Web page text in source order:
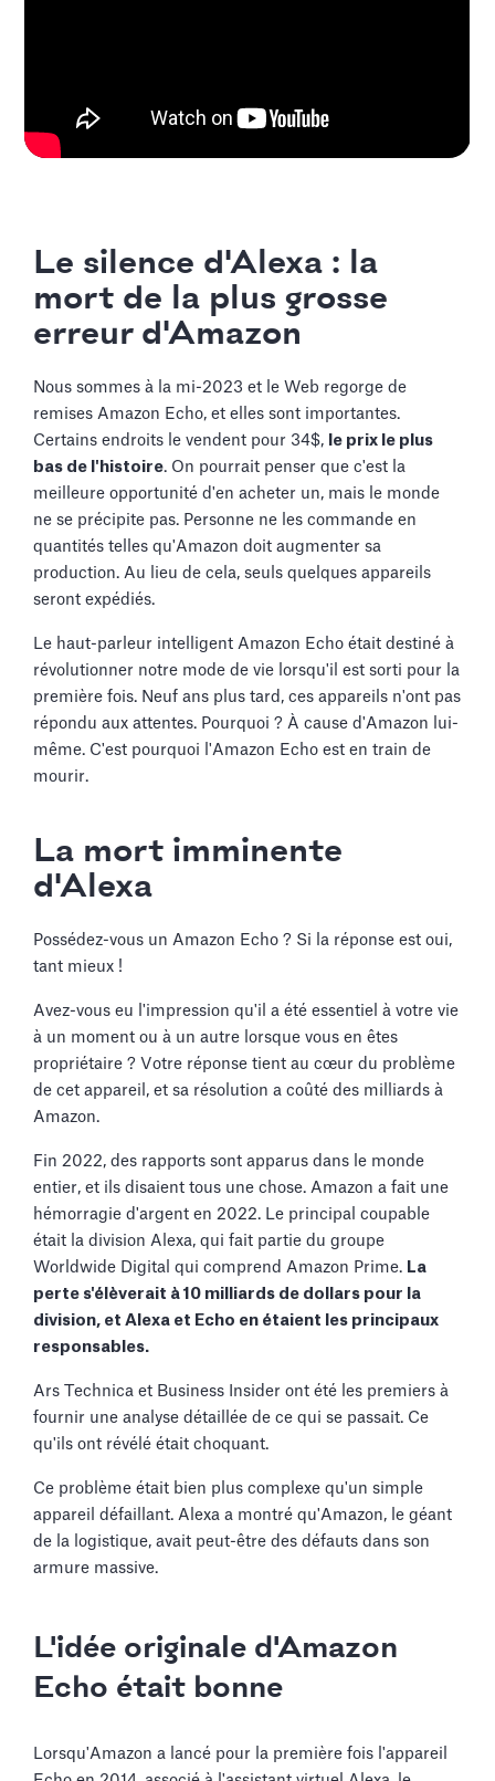
Le silence d'Alexa : la
mort de la plus grosse
erreur d'Amazon
Nous sommes à la mi-2023 et le Web regorge de
remises Amazon Echo, et elles sont importantes.
Certains endroits le vendent pour 34$, le prix le plus
bas de l'histoire. On pourrait penser que c'est la
meilleure opportunité d'en acheter un, mais le monde
ne se précipite pas. Personne ne les commande en
quantités telles qu'Amazon doit augmenter sa
production. Au lieu de cela, seuls quelques appareils
seront expédiés.
Le haut-parleur intelligent Amazon Echo était destiné à
révolutionner notre mode de vie lorsqu'il est sorti pour la
première fois. Neuf ans plus tard, ces appareils n'ont pas
répondu aux attentes. Pourquoi ? À cause d'Amazon lui-
même. C'est pourquoi l'Amazon Echo est en train de
mourir.
La mort imminente
d'Alexa
Possédez-vous un Amazon Echo ? Si la réponse est oui,
tant mieux !
Avez-vous eu l'impression qu'il a été essentiel à votre vie
à un moment ou à un autre lorsque vous en êtes
propriétaire ? Votre réponse tient au cœur du problème
de cet appareil, et sa résolution a coûté des milliards à
Amazon.
Fin 2022, des rapports sont apparus dans le monde
entier, et ils disaient tous une chose. Amazon a fait une
hémorragie d'argent en 2022. Le principal coupable
était la division Alexa, qui fait partie du groupe
Worldwide Digital qui comprend Amazon Prime. La
perte s'élèverait à 10 milliards de dollars pour la
division, et Alexa et Echo en étaient les principaux
responsables.
Ars Technica et Business Insider ont été les premiers à
fournir une analyse détaillée de ce qui se passait. Ce
qu'ils ont révélé était choquant.
Ce problème était bien plus complexe qu'un simple
appareil défaillant. Alexa a montré qu'Amazon, le géant
de la logistique, avait peut-être des défauts dans son
armure massive.
L'idée originale d'Amazon
Echo était bonne
Lorsqu'Amazon a lancé pour la première fois l'appareil